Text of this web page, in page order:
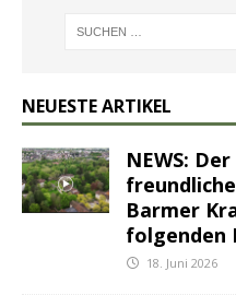
NEUESTE ARTIKEL
NEWS:
Barmer
folgenden
18. Juni 2026